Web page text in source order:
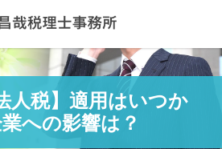
人税】適用はいつか
への影響は？